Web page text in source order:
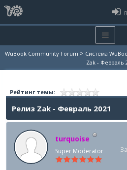
WuBook Community Forum > Система
Zak - Февраль
Рейтинг темы:
Релиз Zak - Февраль 2021
turquoise
Super Moderator